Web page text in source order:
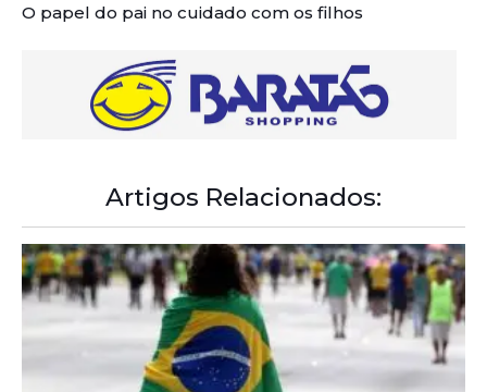
O papel do pai no cuidado com os filhos